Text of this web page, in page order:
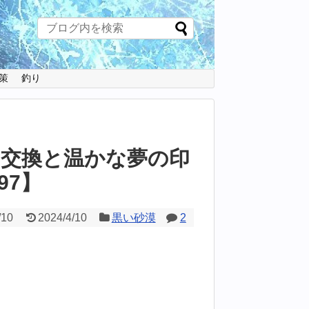
釣り
換と温かな夢の印
】
2024/4/10 黒い砂漠 2